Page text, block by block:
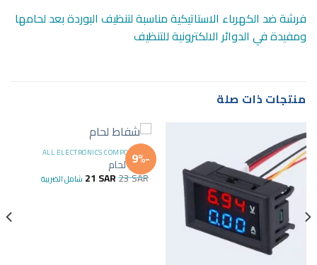
فرشة ضد الكهرباء الاستاتيكية مناسبة لتنظيف البوردة بعد لحامها
ومفيدة في الدوائر الالكترونية للتنظيف
منتجات ذات صلة
-9%
ALL ELECTRONICS COMPONENTS
شفاط لحام
23SAR
21 SAR شامل الضريبة